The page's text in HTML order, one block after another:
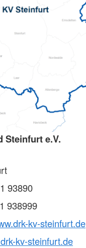
Steinfurt e.V.
93890
938999
kv-steinfurt.de
kv-steinfurt.de